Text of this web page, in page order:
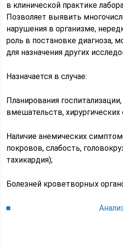
в клинической практике
Позволяет выявить
нарушения в организме,
роль в постановке диагноза,
для назначения других
Назначается в случае:
Планирования
вмешательств, хирургических
Наличие анемических
покровов, слабость,
тахикардия);
Болезней кроветворных